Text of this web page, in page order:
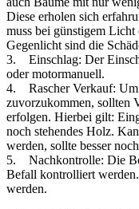
Diese erholen sich
muss bei günstigem
Gegenlicht sind die
3. Einschlag: Der
oder motormanuell.
4. Rascher Verkauf: Um
zuvorzukommen, sollten
erfolgen. Hierbei gilt:
noch stehendes Holz.
werden, sollte besser
5. Nachkontrolle: Die
Befall kontrolliert
werden.